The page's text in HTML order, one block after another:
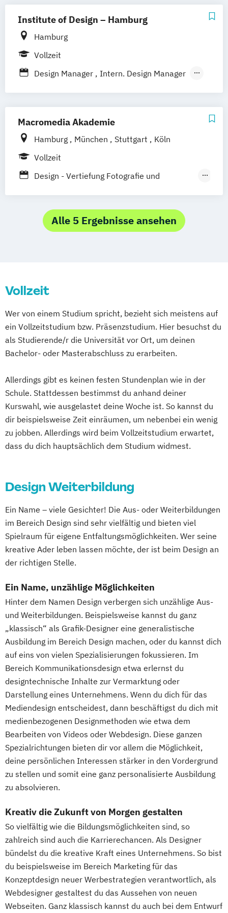
Institute of Design – Hamburg
Hamburg
Vollzeit
Design Manager
Intern. Design Manager
Macromedia Akademie
Hamburg München Stuttgart
Köln
Vollzeit
Design - Vertiefung Fotografie und
Game Design and Development
Alle 5 Ergebnisse ansehen
Vollzeit
Wer von einem Studium spricht, bezieht sich meistens auf
ein Vollzeitstudium bzw. Präsenzstudium. Hier besuchst du
als Studierende/r die Universität vor Ort, um deinen
Bachelor- oder Masterabschluss zu erarbeiten.
Allerdings gibt es keinen festen Stundenplan wie in der
Schule. Stattdessen bestimmst du anhand deiner
Kurswahl, wie ausgelastet deine Woche ist. So kannst du
dir beispielsweise Zeit einräumen, um nebenbei ein wenig
zu jobben. Allerdings wird beim Vollzeitstudium erwartet,
dass du dich hauptsächlich dem Studium widmest.
Design Weiterbildung
Ein Name – viele Gesichter! Die Aus- oder Weiterbildungen
im Bereich Design sind sehr vielfältig und bieten viel
Spielraum für eigene Entfaltungsmöglichkeiten. Wer seine
kreative Ader leben lassen möchte, der ist beim Design an
der richtigen Stelle.
Ein Name, unzählige Möglichkeiten
Hinter dem Namen Design verbergen sich unzählige Aus-
und Weiterbildungen. Beispielsweise kannst du ganz
„klassisch“ als Grafik-Designer eine generalistische
Ausbildung im Bereich Design machen, oder du kannst dich
auf eins von vielen Spezialisierungen fokussieren. Im
Bereich Kommunikationsdesign etwa erlernst du
designtechnische Inhalte zur Vermarktung oder
Darstellung eines Unternehmens. Wenn du dich für das
Mediendesign entscheidest, dann beschäftigst du dich mit
medienbezogenen Designmethoden wie etwa dem
Bearbeiten von Videos oder Webdesign. Diese ganzen
Spezialrichtungen bieten dir vor allem die Möglichkeit,
deine persönlichen Interessen stärker in den Vordergrund
zu stellen und somit eine ganz personalisierte Ausbildung
zu absolvieren.
Kreativ die Zukunft von Morgen gestalten
So vielfältig wie die Bildungsmöglichkeiten sind, so
zahlreich sind auch die Karrierechancen. Als Designer
bündelst du die kreative Kraft eines Unternehmens. So bist
du beispielsweise im Bereich Marketing für das
Konzeptdesign neuer Werbestrategien verantwortlich, als
Webdesigner gestaltest du das Aussehen von neuen
Webseiten. Ganz klassisch kannst du auch bei dem Entwurf